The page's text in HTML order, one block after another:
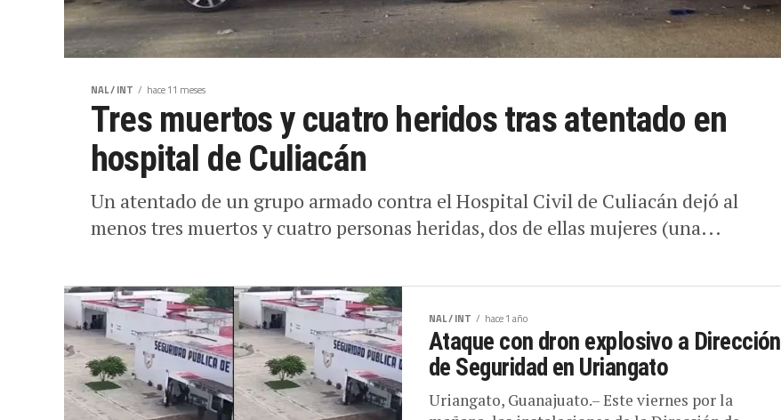
NAL / INT hace 11 meses
Tres muertos y cuatro heridos tras atentado en
hospital de Culiacán
Un atentado de un grupo armado contra el Hospital Civil de Culiacán dejó al
menos tres muertos y cuatro personas heridas, dos de ellas mujeres (una...
NAL / INT hace 1 año
Ataque con dron explosivo a Dirección
de Seguridad en Uriangato
Uriangato, Guanajuato.– Este viernes por la